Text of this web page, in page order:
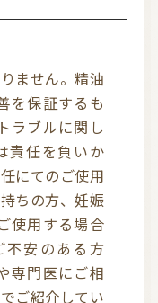
を保証するも
ラブルに関し
責任を負いか
にてのご使用
ちの方、妊娠
使用する場合
不安のある方
専門医にご相
ご紹介してい